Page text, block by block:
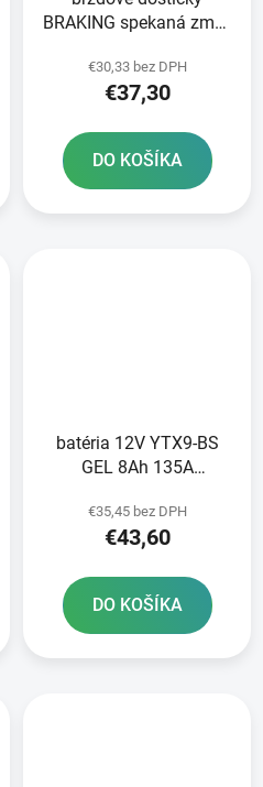
BRAKING spekaná zmes
€30,33 bez DPH
€37,30
DO KOŠÍKA
batéria 12V YTX9-BS
GEL 8Ah 135A
technológia 150x87x105
FULBAT aktivovaná vo
€35,45 bez DPH
€43,60
DO KOŠÍKA